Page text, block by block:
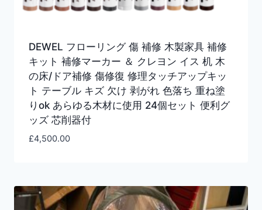
DEWEL フローリング 傷 補修 木製家具 補修
キット 補修マーカー ＆ クレヨン イス 机 木
の床/ドア補修 傷修復 修理タッチアップキッ
ト テーブル キズ 欠け 剥がれ 色落ち 重ね塗
りok あらゆる木材に使用 24個セット 便利グ
ッズ 芯削器付
£4,500.00